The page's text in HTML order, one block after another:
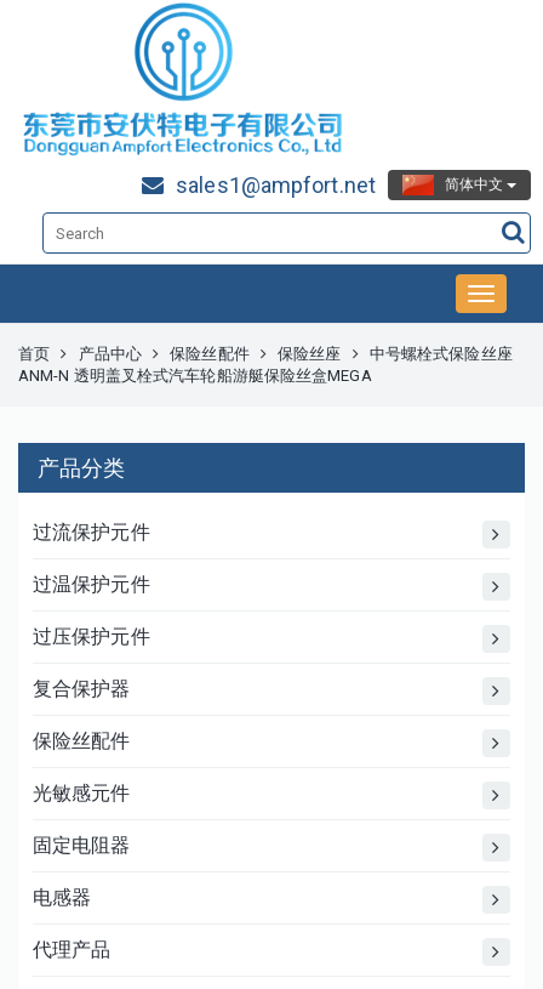
简体中文
sales1@ampfort.net
首页 产品中心 保险丝配件 保险丝座
中号螺栓式保险丝座
ANM-N 透明盖叉栓式汽车轮船游艇保险丝盒MEGA
产品分类
过流保护元件
过温保护元件
过压保护元件
复合保护器
保险丝配件
光敏感元件
固定电阻器
电感器
代理产品